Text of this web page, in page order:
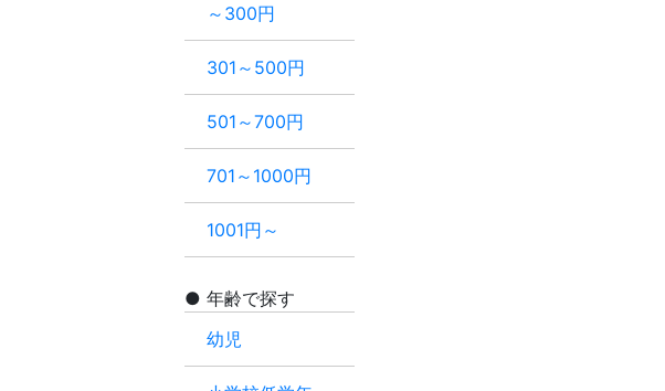
～300円
301～500円
501～700円
701～1000円
1001円～
年齢で探す
幼児